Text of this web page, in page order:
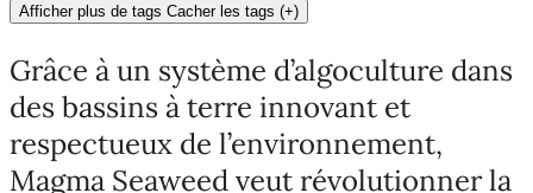
Afficher plus de tags Cacher les tags (+)
Grâce à un système d’algoculture dans
des bassins à terre innovant et
respectueux de l’environnement,
Magma Seaweed veut révolutionner la